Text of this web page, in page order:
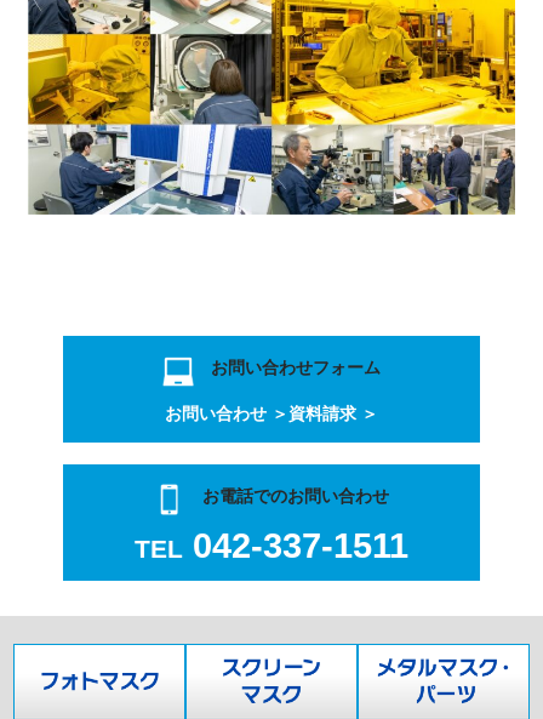
お問い合わせフォーム
お問い合わせ ＞ 資料請求 ＞
お電話でのお問い合わせ
TEL 042-337-1511